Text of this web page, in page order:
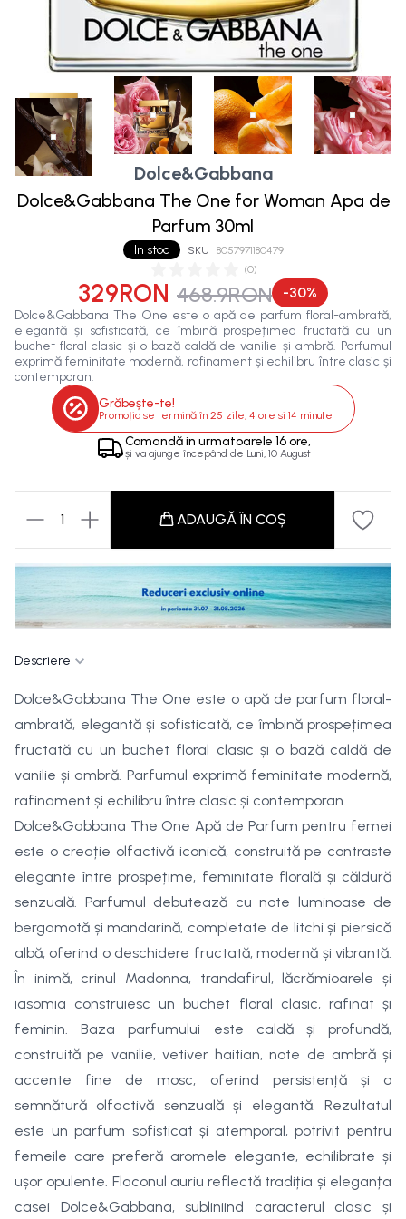
(0)
In stoc SKU 8057971180479
Dolce&Gabbana
Dolce&Gabbana The One for Woman Apa de
Parfum 30ml
329RON 468.9RON -30%
Dolce&Gabbana The One este o apă de parfum floral-ambrată,
elegantă și sofisticată, ce îmbină prospețimea fructată cu un
buchet floral clasic și o bază caldă de vanilie și ambră. Parfumul
exprimă feminitate modernă, rafinament și echilibru între clasic și
contemporan.
Grăbește-te!
Promoția se termină în 25 zile, 4 ore si 14 minute
Comandă in urmatoarele 16 ore,
și va ajunge începând de Luni, 10 August
1 ADAUGĂ ÎN COȘ
Descriere
Dolce&Gabbana The One este o apă de parfum floral-
ambrată, elegantă și sofisticată, ce îmbină prospețimea
fructată cu un buchet floral clasic și o bază caldă de
vanilie și ambră. Parfumul exprimă feminitate modernă,
rafinament și echilibru între clasic și contemporan.
Dolce&Gabbana The One Apă de Parfum pentru femei
este o creație olfactivă iconică, construită pe contraste
elegante între prospețime, feminitate florală și căldură
senzuală. Parfumul debutează cu note luminoase de
bergamotă și mandarină, completate de litchi și piersică
albă, oferind o deschidere fructată, modernă și vibrantă.
În inimă, crinul Madonna, trandafirul, lăcrămioarele și
iasomia construiesc un buchet floral clasic, rafinat și
feminin. Baza parfumului este caldă și profundă,
construită pe vanilie, vetiver haitian, note de ambră și
accente fine de mosc, oferind persistență și o
semnătură olfactivă senzuală și elegantă. Rezultatul
este un parfum sofisticat și atemporal, potrivit pentru
femeile care preferă aromele elegante, echilibrate și
ușor opulente. Flaconul auriu reflectă tradiția și eleganța
casei Dolce&Gabbana, subliniind caracterul clasic și